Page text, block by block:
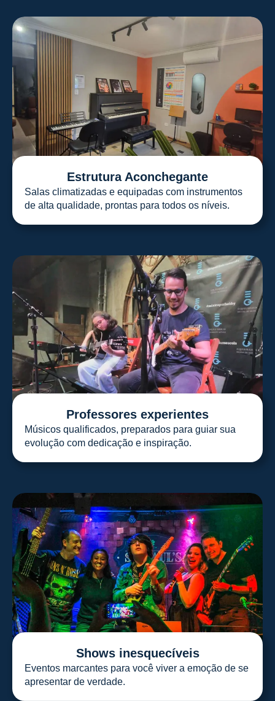
Estrutura Aconchegante
Salas climatizadas e equipadas com instrumentos
de alta qualidade, prontas para todos os níveis.
Professores experientes
Músicos qualificados, preparados para guiar sua
evolução com dedicação e inspiração.
Shows inesquecíveis
Eventos marcantes para você viver a emoção de se
apresentar de verdade.